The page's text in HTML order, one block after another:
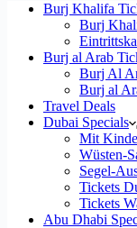
Burj Khalifa
Burj
Burj al Arab
Burj Al
Burj al
Travel Deals
Dubai Specials
Mit
Wüsten-
Segel-
Tickets
Tickets
Abu Dhabi